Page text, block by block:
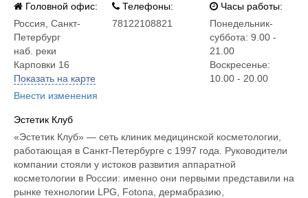
Головной офис:
Россия Санкт-
Петербург
наб. реки
Карповки 16
Показать на карте
Внести изменения
Телефоны:
78122108821
Часы работы:
Понедельник-
суббота: 9.00 -
21.00
Воскресенье:
10.00 - 20.00
Эстетик Клуб
«Эстетик Клуб» — сеть клиник медицинской косметологии,
работающая в Санкт-Петербурге с 1997 года. Руководители
компании стояли у истоков развития аппаратной
косметологии в России: именно они первыми представили на
рынке технологии LPG, Fotona, дермабразию,